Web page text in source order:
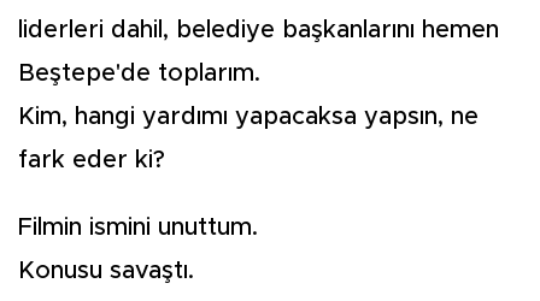
liderleri dahil, belediye başkanlarını hemen
Beştepe'de toplarım.
Kim, hangi yardımı yapacaksa yapsın, ne
fark eder ki?
Filmin ismini unuttum.
Konusu savaştı.